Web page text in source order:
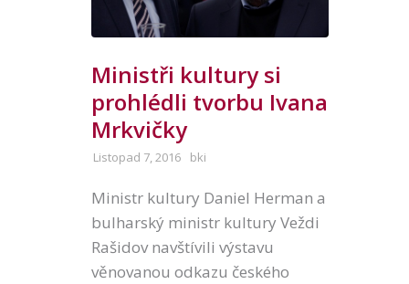
Ministři kultury si
prohlédli tvorbu Ivana
Mrkvičky
Listopad 7, 2016 bki
Ministr kultury Daniel Herman a
bulharský ministr kultury Veždi
Rašidov navštívili výstavu
věnovanou odkazu českého